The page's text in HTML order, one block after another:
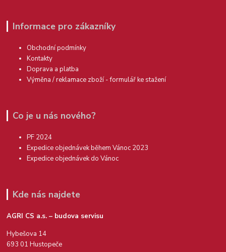
Informace pro zákazníky
Obchodní podmínky
Kontakty
Doprava a platba
Výměna / reklamace zboží - formulář ke stažení
Co je u nás nového?
PF 2024
Expedice objednávek během Vánoc 2023
Expedice objednávek do Vánoc
Kde nás najdete
AGRI CS a.s. – budova servisu
Hybešova 14
693 01 Hustopeče